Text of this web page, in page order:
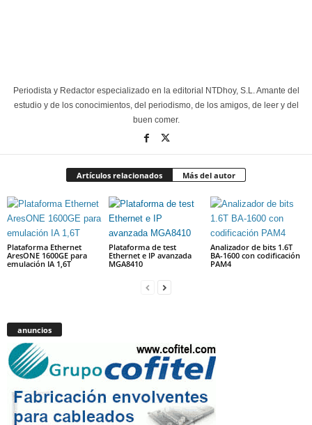
Periodista y Redactor especializado en la editorial NTDhoy, S.L. Amante del
estudio y de los conocimientos, del periodismo, de los amigos, de leer y del
buen comer.
Artículos relacionados Más del autor
Plataforma Ethernet
AresONE 1600GE para
emulación IA 1,6T
Plataforma de test
Ethernet e IP avanzada
MGA8410
Analizador de bits 1.6T
BA-1600 con codificación
PAM4
anuncios